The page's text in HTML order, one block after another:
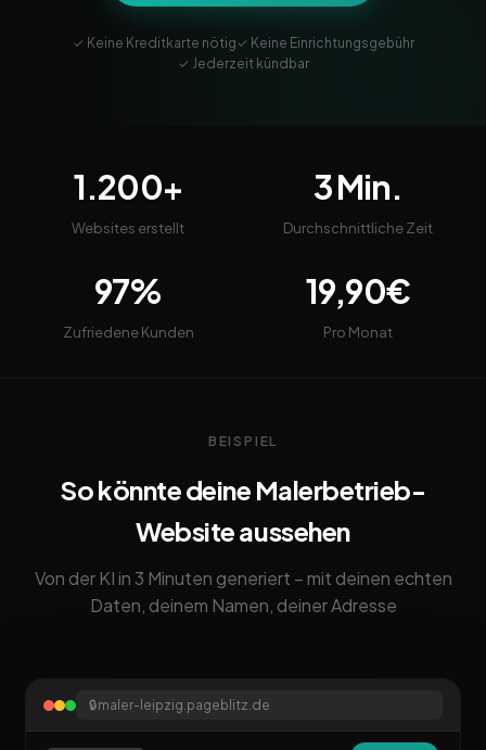
✓ Keine Kreditkarte nötig✓ Keine Einrichtungsgebühr
✓ Jederzeit kündbar
1.200+
Websites erstellt
3 Min.
Durchschnittliche Zeit
97%
Zufriedene Kunden
19,90€
Pro Monat
BEISPIEL
So könnte deine Malerbetrieb-
Website aussehen
Von der KI in 3 Minuten generiert – mit deinen echten
Daten, deinem Namen, deiner Adresse
🔒maler-leipzig.pageblitz.de